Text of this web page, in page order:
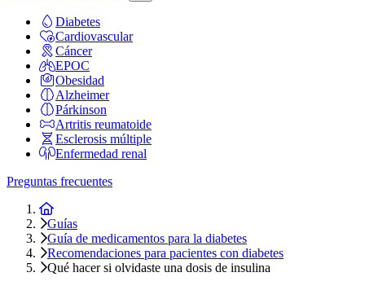
Diabetes
Cardiovascular
Cáncer
EPOC
Obesidad
Alzheimer
Párkinson
Artritis reumatoide
Esclerosis múltiple
Enfermedad renal
Preguntas frecuentes
Inicio
Guías
Guía de medicamentos para la diabetes
Recomendaciones para pacientes con diabetes
Qué hacer si olvidaste una dosis de insulina